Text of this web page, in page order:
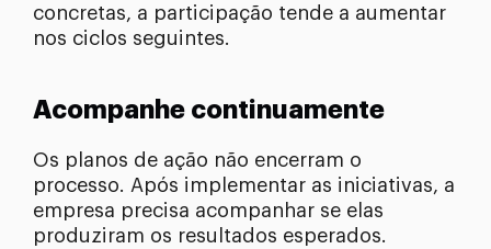
concretas, a participação tende a aumentar
nos ciclos seguintes.
Acompanhe continuamente
Os planos de ação não encerram o
processo. Após implementar as iniciativas, a
empresa precisa acompanhar se elas
produziram os resultados esperados.